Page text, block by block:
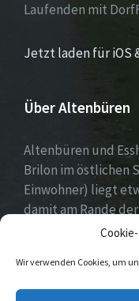
Wir verwenden Cookies, um
Laufenden mit
Jetzt laden für iOS
Über Altenbüren
Altenbüren und
Brilon im östlichen
Einwohner) liegt
damit am Rande
Höhe von etwa 464
Stadt Brilon und
Altenbüren. Beide